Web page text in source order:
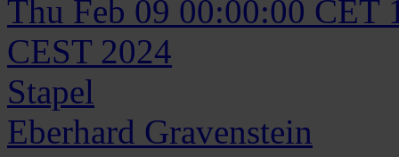
Thu Feb 09 00:00:00 CET
CEST 2024
Stapel
Eberhard Gravenstein